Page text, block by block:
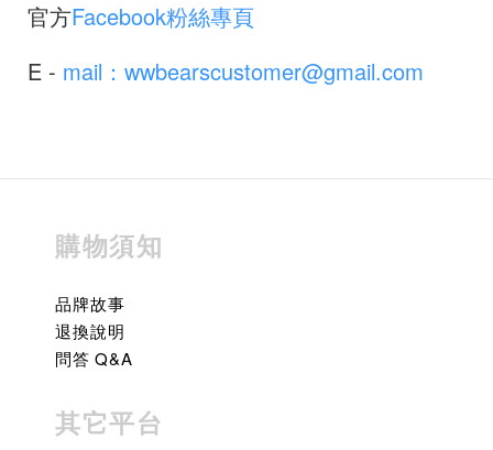
官方Facebook粉絲專頁
E - mail：wwbearscustomer@gmail.com
購物須知
品牌故事
退換說明
問答 Q&A
其它平台